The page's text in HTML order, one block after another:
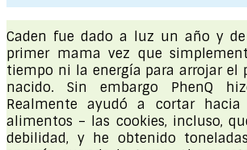
Caden fue dado a luz un año y
primer mama vez que
tiempo ni la energía para arrojar el
nacido. Sin embargo PhenQ
Realmente ayudó a cortar
alimentos – las cookies, incluso,
debilidad, y he obtenido